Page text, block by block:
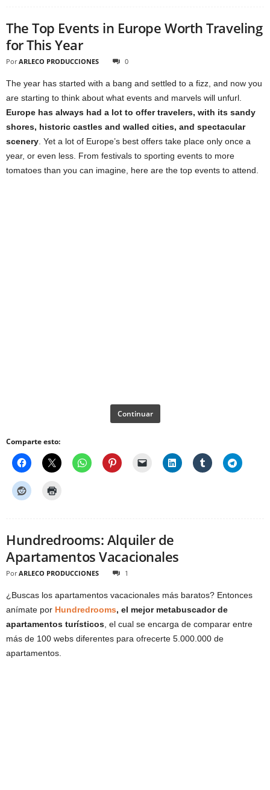
The Top Events in Europe Worth Traveling
for This Year
Por ARLECO PRODUCCIONES 0
The year has started with a bang and settled to a fizz, and now you
are starting to think about what events and marvels will unfurl.
Europe has always had a lot to offer travelers, with its sandy
shores, historic castles and walled cities, and spectacular
scenery. Yet a lot of Europe’s best offers take place only once a
year, or even less. From festivals to sporting events to more
tomatoes than you can imagine, here are the top events to attend.
Continuar
Comparte esto:
Hundredrooms: Alquiler de
Apartamentos Vacacionales
Por ARLECO PRODUCCIONES 1
¿Buscas los apartamentos vacacionales más baratos? Entonces
anímate por Hundredrooms, el mejor metabuscador de
apartamentos turísticos, el cual se encarga de comparar entre
más de 100 webs diferentes para ofrecerte 5.000.000 de
apartamentos.